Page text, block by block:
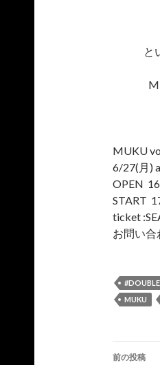
と
MUKU
6/27(月)
OPEN
START
ticket
お問い合
#DOUBLE
MUKU
前の投稿